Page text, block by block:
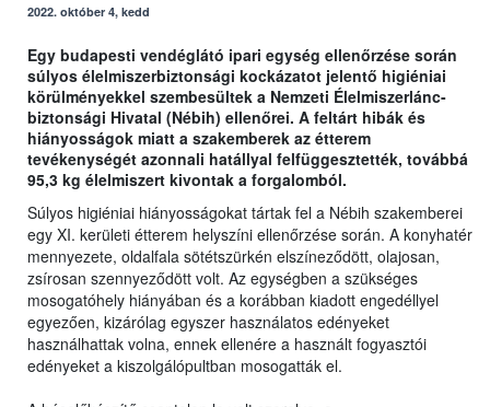
2022. október 4, kedd
Egy budapesti vendéglátó ipari egység ellenőrzése során
súlyos élelmiszerbiztonsági kockázatot jelentő higiéniai
körülményekkel szembesültek a Nemzeti Élelmiszerlánc-
biztonsági Hivatal (Nébih) ellenőrei. A feltárt hibák és
hiányosságok miatt a szakemberek az étterem
tevékenységét azonnali hatállyal felfüggesztették, továbbá
95,3 kg élelmiszert kivontak a forgalomból.
Súlyos higiéniai hiányosságokat tártak fel a Nébih szakemberei
egy XI. kerületi étterem helyszíni ellenőrzése során. A konyhatér
mennyezete, oldalfala sötétszürkén elszíneződött, olajosan,
zsírosan szennyeződött volt. Az egységben a szükséges
mosogatóhely hiányában és a korábban kiadott engedéllyel
egyezően, kizárólag egyszer használatos edényeket
használhattak volna, ennek ellenére a használt fogyasztói
edényeket a kiszolgálópultban mosogatták el.